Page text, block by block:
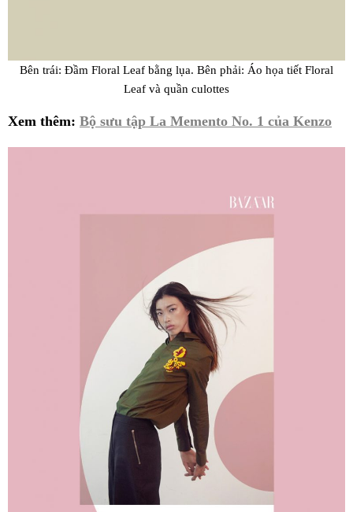
Bên trái: Đầm Floral Leaf bằng lụa. Bên phải: Áo họa tiết Floral
Leaf và quần culottes
Xem thêm: Bộ sưu tập La Memento No. 1 của Kenzo